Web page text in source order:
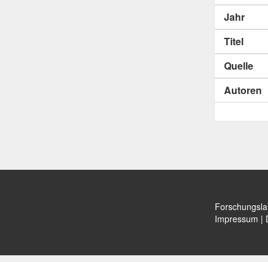
Jahr
Titel
Quelle
Autoren
Impressum |